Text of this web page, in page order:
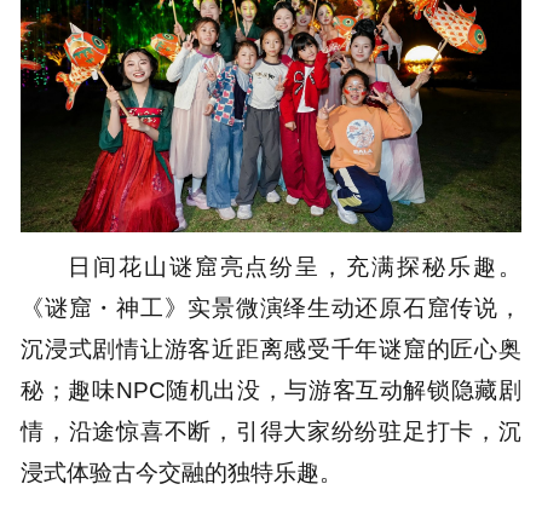
日间花山谜窟亮点纷呈，充满探秘乐趣。
《谜窟・神工》实景微演绎生动还原石窟传说，
沉浸式剧情让游客近距离感受千年谜窟的匠心奥
秘；趣味NPC随机出没，与游客互动解锁隐藏剧
情，沿途惊喜不断，引得大家纷纷驻足打卡，沉
浸式体验古今交融的独特乐趣。